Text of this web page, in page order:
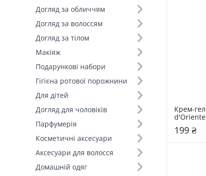
Догляд за обличчям
Догляд за волоссям
Догляд за тілом
Макіяж
Подарункові набори
Гігієна ротової порожнини
Для дітей
Догляд для чоловіків
Парфумерія
Косметичні аксесуари
Аксесуари для волосся
Домашній одяг
Крем-
d'Oriente
199 ₴